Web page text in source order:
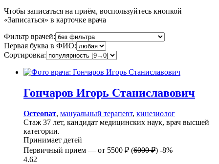
Чтобы записаться на приём, воспользуйтесь кнопкой
«Записаться» в карточке врача
Фильтр врачей:
Первая буква в ФИО:
Сортировка:
Гончаров Игорь Станиславович
Остеопат, мануальный терапевт, кинезиолог
Стаж 37 лет, кандидат медицинских наук, врач высшей
категории.
Принимает детей
Первичный прием — от 5500 ₽ (6000 ₽) -8%
4.62